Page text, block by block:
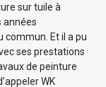
sur tuile à
années
commun. Et il a pu
ses prestations
de peinture
WK